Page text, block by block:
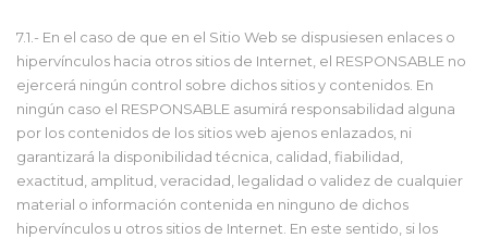
7.1.- En el caso de que en el Sitio Web se dispusiesen enlaces o
hipervínculos hacia otros sitios de Internet, el RESPONSABLE no
ejercerá ningún control sobre dichos sitios y contenidos. En
ningún caso el RESPONSABLE asumirá responsabilidad alguna
por los contenidos de los sitios web ajenos enlazados, ni
garantizará la disponibilidad técnica, calidad, fiabilidad,
exactitud, amplitud, veracidad, legalidad o validez de cualquier
material o información contenida en ninguno de dichos
hipervínculos u otros sitios de Internet. En este sentido, si los